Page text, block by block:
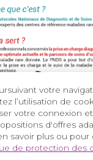
votre
l’utilisation de
votre connexion
d'offres
savoir plus ou pour
de protection des